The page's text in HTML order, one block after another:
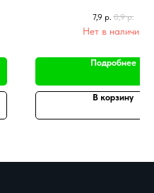
7,9 р. 8,9 р.
Нет в наличии
Подробнее
В корзину